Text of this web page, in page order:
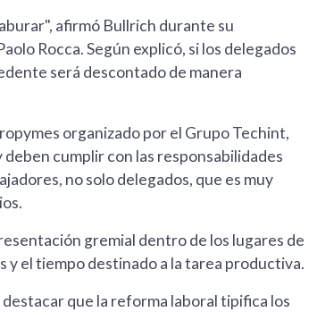
afirmó Bullrich durante su
Rocca. Según explicó, si los delegados
será descontado de manera
organizado por el Grupo Techint,
cumplir con las responsabilidades
no solo delegados, que es muy
gremial dentro de los lugares de
el tiempo destinado a la tarea productiva.
que la reforma laboral tipifica los